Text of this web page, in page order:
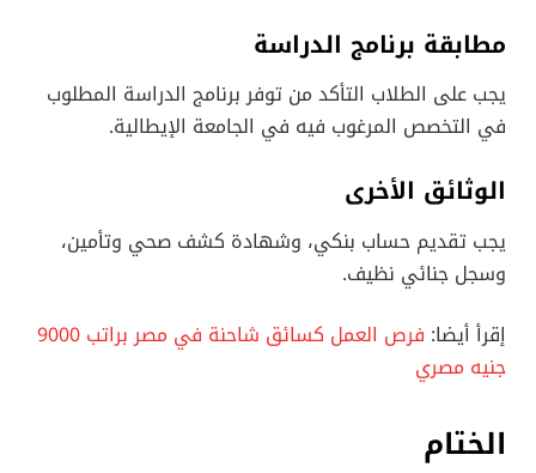
مطابقة برنامج الدراسة
يجب على الطلاب التأكد من توفر برنامج الدراسة المطلوب
في التخصص المرغوب فيه في الجامعة الإيطالية.
الوثائق الأخرى
يجب تقديم حساب بنكي، وشهادة كشف صحي وتأمين،
وسجل جنائي نظيف.
إقرأ أيضا:
فرص العمل كسائق شاحنة في مصر براتب 9000
جنيه مصري
الختام